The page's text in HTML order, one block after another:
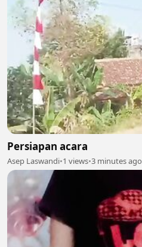
Persiapan acara
Asep Laswandi•1 views•3 minutes ago